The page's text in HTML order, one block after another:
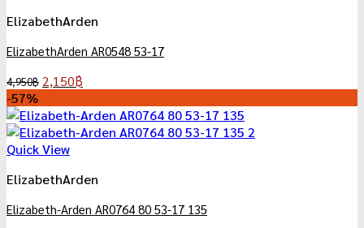
ElizabethArden
ElizabethArden AR0548 53-17
4,950฿ Original
was:
4,950฿.
2,150฿
is:
2,150฿.
-57%
Quick View
ElizabethArden
Elizabeth-Arden AR0764 80 53-17 135